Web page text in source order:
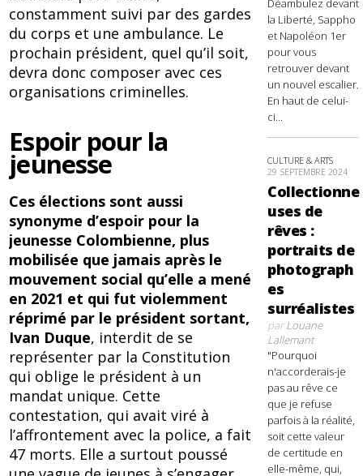
constamment suivi par des gardes
du corps et une ambulance. Le
prochain président, quel qu’il soit,
devra donc composer avec ces
organisations criminelles.
Espoir pour la
jeunesse
Ces élections sont aussi
synonyme d’espoir pour la
jeunesse Colombienne, plus
mobilisée que jamais après le
mouvement social qu’elle a mené
en 2021 et qui fut violemment
réprimé par le président sortant,
Ivan Duque, interdit de se
représenter par la Constitution
qui oblige le président à un
mandat unique. Cette
contestation, qui avait viré à
l’affrontement avec la police, a fait
47 morts. Elle a surtout poussé
Déambulez devant
la Liberté, Sappho
et Napoléon 1er
pour vous
retrouver devant
un nouvel escalier.
En haut de celui-
ci...
CULTURE & ARTS
29 SEPTEMBRE 2024
Collectionne
uses de
rêves :
portraits de
photograph
es
surréalistes
parLouane
Lallemant
"Pourquoi
n'accorderais-je
pas au rêve ce
que je refuse
parfois à la réalité,
soit cette valeur
de certitude en
elle-même, qui,